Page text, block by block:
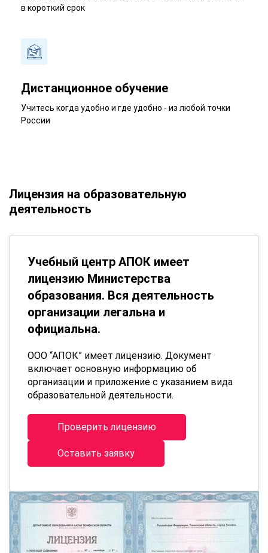
в короткий срок
Дистанционное обучение
Учитесь когда удобно и где удобно - из любой точки
России
Лицензия на образовательную
деятельность
Учебный центр АПОК имеет
лицензию Министерства
образования. Вся деятельность
организации легальна и
официальна.
ООО “АПОК” имеет лицензию. Документ
включает основную информацию об
организации и приложение с указанием вида
образовательной деятельности.
Проверить лицензию
Оставить заявку